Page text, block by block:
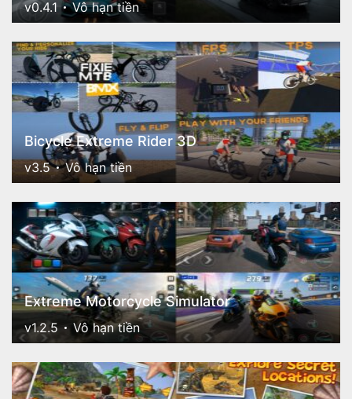
v0.4.1 Vô hạn tiền
Bicycle Extreme Rider 3D
v3.5 Vô hạn tiền
Extreme Motorcycle Simulator
v1.2.5 Vô hạn tiền